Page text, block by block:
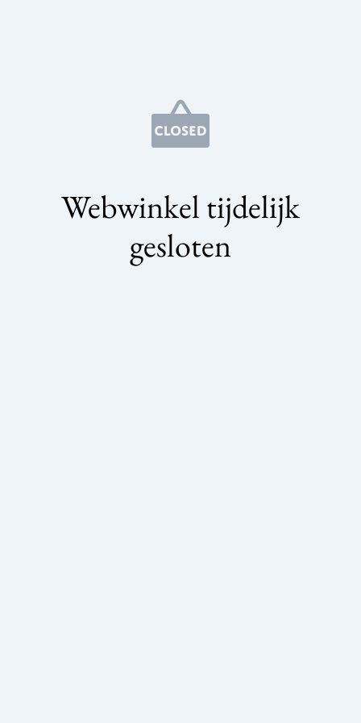
Webwinkel tijdelijk
gesloten